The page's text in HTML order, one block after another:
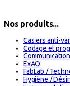
Nos produits...
Casiers anti-
Codage et
Communication
ExAO
FabLab /
Hygiène /